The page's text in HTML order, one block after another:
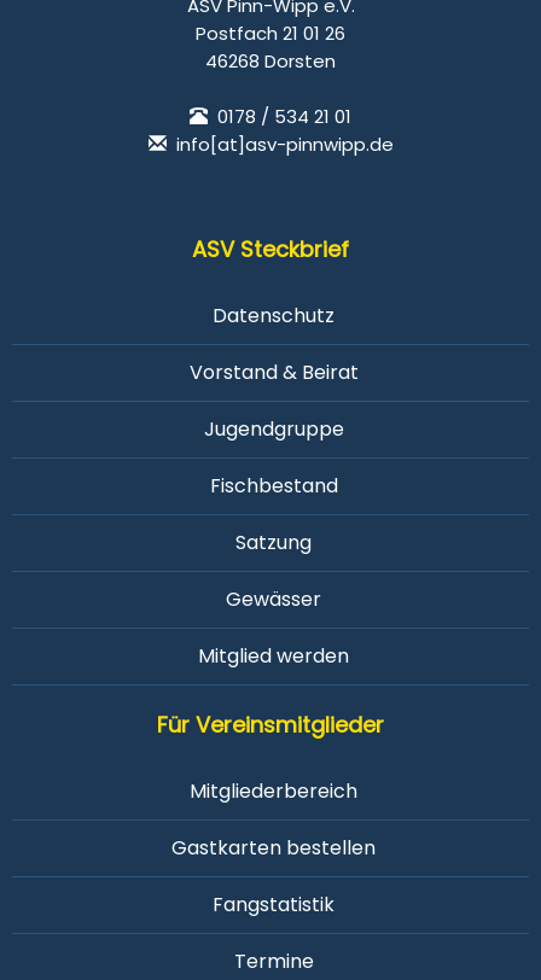
Postfach 21 01 26
46268 Dorsten
0178 / 534 21 01
info[at]asv-pinnwipp.de
ASV Steckbrief
Datenschutz
Vorstand & Beirat
Jugendgruppe
Fischbestand
Satzung
Gewässer
Mitglied werden
Für Vereinsmitglieder
Mitgliederbereich
Gastkarten bestellen
Fangstatistik
Termine